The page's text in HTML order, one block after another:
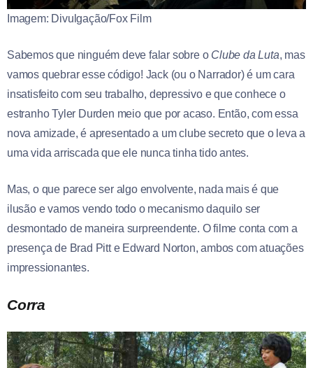
Imagem: Divulgação/Fox Film
Sabemos que ninguém deve falar sobre o Clube da Luta, mas
vamos quebrar esse código! Jack (ou o Narrador) é um cara
insatisfeito com seu trabalho, depressivo e que conhece o
estranho Tyler Durden meio que por acaso. Então, com essa
nova amizade, é apresentado a um clube secreto que o leva a
uma vida arriscada que ele nunca tinha tido antes.
Mas, o que parece ser algo envolvente, nada mais é que
ilusão e vamos vendo todo o mecanismo daquilo ser
desmontado de maneira surpreendente. O filme conta com a
presença de Brad Pitt e Edward Norton, ambos com atuações
impressionantes.
Corra